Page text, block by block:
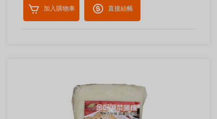
加入購物車 直接結帳